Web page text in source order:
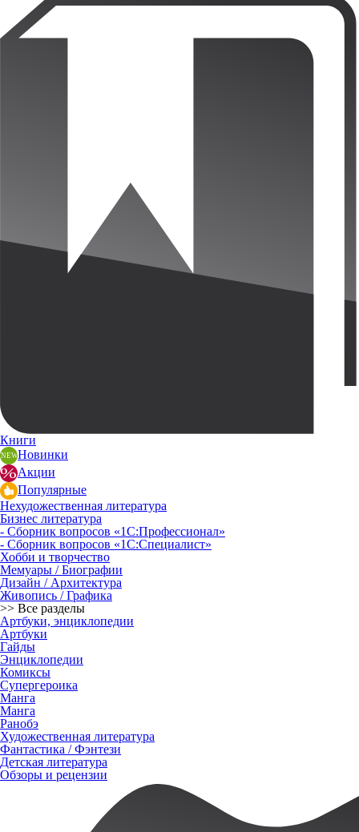
Книги
Новинки
Акции
Популярные
Нехудожественная литература
Бизнес литература
- Сборник вопросов «1С:Профессионал»
- Сборник вопросов «1С:Специалист»
Хобби и творчество
Мемуары / Биографии
Дизайн / Архитектура
Живопись / Графика
>> Все разделы
Артбуки, энциклопедии
Артбуки
Гайды
Энциклопедии
Комиксы
Супергероика
Манга
Манга
Ранобэ
Художественная литература
Фантастика / Фэнтези
Детская литература
Обзоры и рецензии